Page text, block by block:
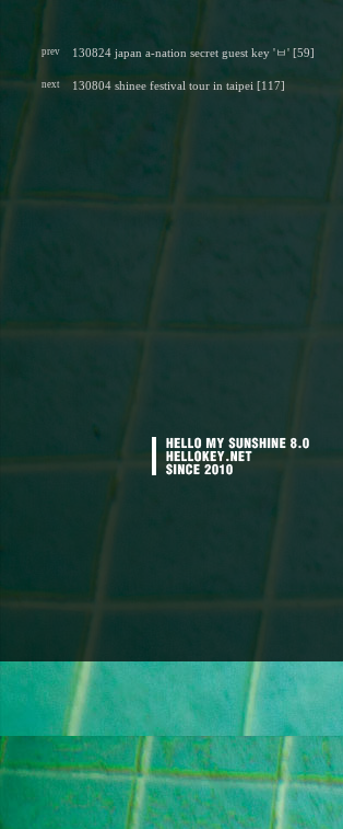
prev 130824 japan a-nation secret guest key 'ㅂ' [59]
next 130804 shinee festival tour in taipei [117]